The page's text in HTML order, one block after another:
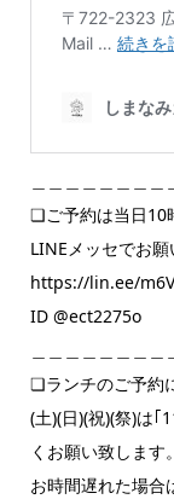
❏ご予約は当日10
LINEメッセでお願
https://lin.ee/
ID @ect2275o
❏ランチのご予約
(土)(日)(祝)(祭)は｢
くお願い致します。
お時間遅れた場合